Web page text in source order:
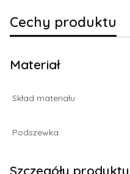
Cechy produktu
Materiał
Skład materiału
Podszewka
Szczegóły produktu